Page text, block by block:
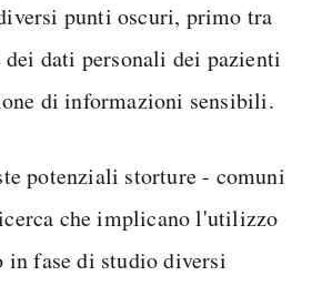
punti oscuri, primo tra
dati personali dei pazienti
di informazioni sensibili.
potenziali storture - comuni
che implicano l'utilizzo
in fase di studio diversi